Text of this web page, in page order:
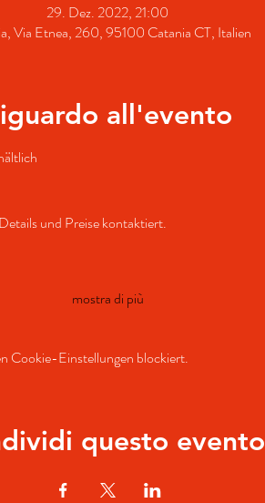
29. Dez. 2022, 21:00
Via Etnea, 260, 95100 Catania CT, Italien
all'evento
und Preise kontaktiert.
mostra di più
Cookie-Einstellungen blockiert.
questo evento